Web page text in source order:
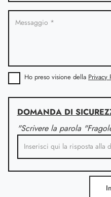
Ho preso visione della Privacy
DOMANDA DI
"Scrivere la parola